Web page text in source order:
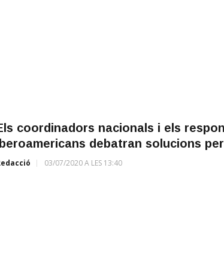
coordinadors nacionals i els
debatran solucions
03/07/2020 A LES 13:40